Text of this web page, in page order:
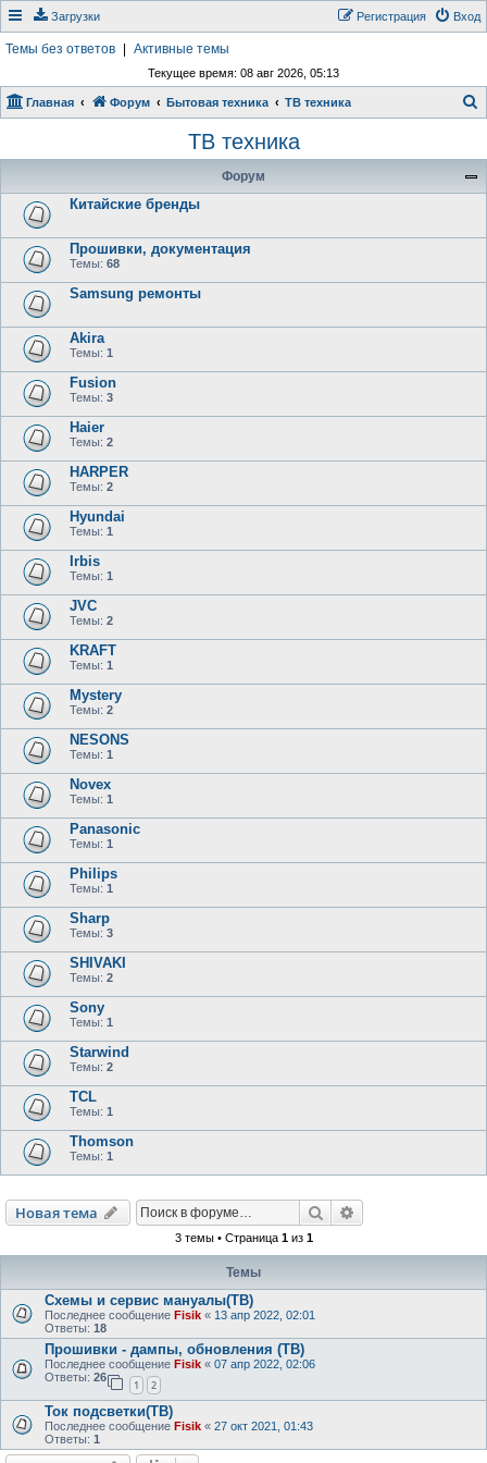
Загрузки Вход
Регистрация
Темы без ответов Активные темы
Текущее время: 08 авг 2026, 05:13
Главная Форум Бытовая техника ТВ техника
ТВ техника
Форум
Китайские бренды
Прошивки, документация
Темы: 68
Samsung ремонты
Akira
Темы: 1
Fusion
Темы: 3
Haier
Темы: 2
HARPER
Темы: 2
Hyundai
Темы: 1
Irbis
Темы: 1
JVC
Темы: 2
KRAFT
Темы: 1
Mystery
Темы: 2
NESONS
Темы: 1
Novex
Темы: 1
Panasonic
Темы: 1
Philips
Темы: 1
Sharp
Темы: 3
SHIVAKI
Темы: 2
Sony
Темы: 1
Starwind
Темы: 2
TCL
Темы: 1
Thomson
Темы: 1
Новая тема Поиск
3 темы • Страница 1из 1
Темы
Схемы и сервис мануалы(ТВ)
Последнее сообщение Fisik « 13 апр 2022, 02:01
Ответы: 18
Прошивки - дампы, обновления (ТВ)
Последнее сообщение Fisik « 07 апр 2022, 02:06
Ответы: 26
1 2
Ток подсветки(ТВ)
Последнее сообщение Fisik « 27 окт 2021, 01:43
Ответы: 1